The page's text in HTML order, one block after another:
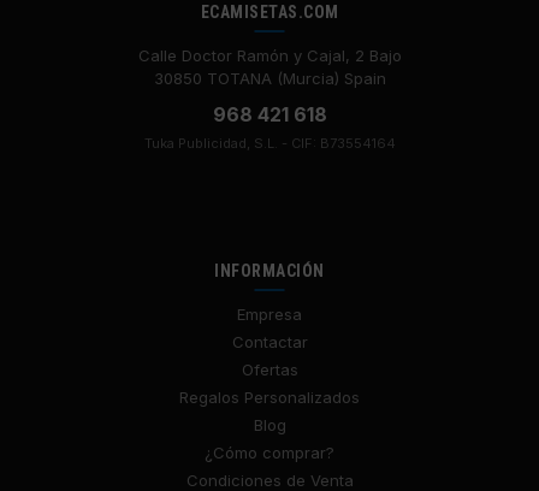
ECAMISETAS.COM
Calle Doctor Ramón y Cajal, 2 Bajo
30850 TOTANA (Murcia) Spain
968 421 618
Tuka Publicidad, S.L. - CIF: B73554164
INFORMACIÓN
Empresa
Contactar
Ofertas
Regalos Personalizados
Blog
¿Cómo comprar?
Condiciones de Venta